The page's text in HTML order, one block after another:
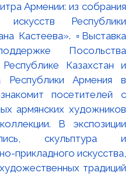
Армении: из собрания
искусств Республики
Кастеева». ▫️Выставка
Посольства
Казахстан и
Республики Армения в
посетителей с
армянских художников
В экспозиции
скульптура и
прикладного искусства,
традиций